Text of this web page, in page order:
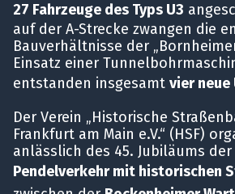
27 Fahrzeuge des Typs U3
auf der A-Strecke zwangen die
Bauverhältnisse der
Einsatz einer
entstanden insgesamt vier neue
Der Verein „Historische
Frankfurt am Main e.V.“ (HSF)
anlässlich des 45. Jubiläums der
Pendelverkehr mit historischen